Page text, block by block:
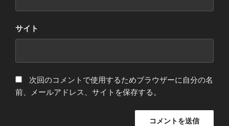
サイト
次回のコメントで使用するためブラウザーに自分の名
前、メールアドレス、サイトを保存する。